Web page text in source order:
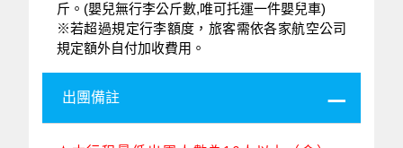
斤。(嬰兒無行李公斤數,唯可托運一件嬰兒車)
※若超過規定行李額度，旅客需依各家航空公司
規定額外自付加收費用。
出團備註